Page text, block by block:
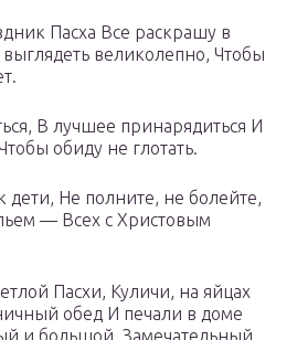
Пасха Все раскрашу в
великолепно, Чтобы
В лучшее принарядиться И
обиду не глотать.
дети, Не полните, не болейте,
— Всех с Христовым
Пасхи, Куличи, на яйцах
обед И печали в доме
и большой, Замечательный